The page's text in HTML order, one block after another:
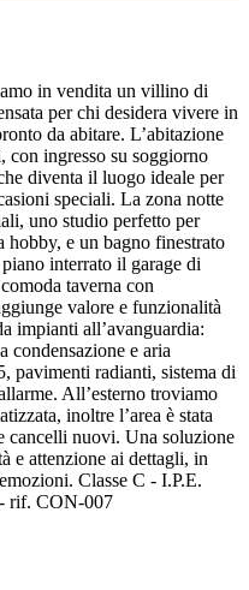
in vendita un villino di
per chi desidera vivere in
da abitare. L’abitazione
con ingresso su soggiorno
diventa il luogo ideale per
speciali. La zona notte
uno studio perfetto per
hobby, e un bagno finestrato
interrato il garage di
taverna con
valore e funzionalità
impianti all’avanguardia:
condensazione e aria
pavimenti radianti, sistema di
All’esterno troviamo
inoltre l’area è stata
cancelli nuovi. Una soluzione
e attenzione ai dettagli, in
Classe C - I.P.E.
rif. CON-007